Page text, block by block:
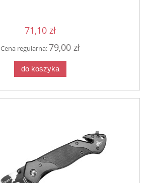
71,10 zł
Cena regularna:79,00 zł
do koszyka